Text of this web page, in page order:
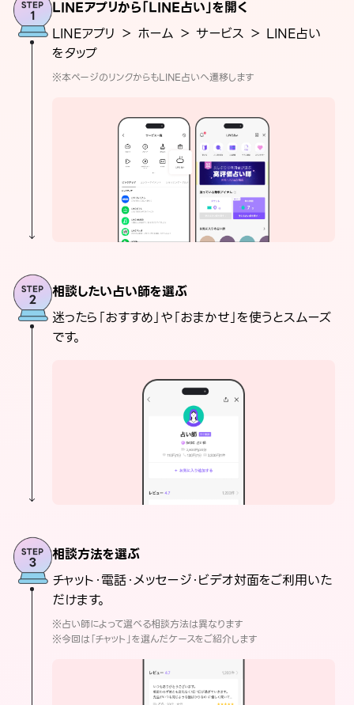
LINEアプリから「LINE占い」を開く
LINEアプリ ＞ ホーム ＞ サービス ＞ LINE占い
をタップ
※本ページのリンクからもLINE占いへ遷移します
相談したい占い師を選ぶ
迷ったら「おすすめ」や「おまかせ」を使うとスムーズ
です。
相談方法を選ぶ
チャット・電話・メッセージ・ビデオ対面をご利用いた
だけます。
※占い師によって選べる相談方法は異なります
※今回は「チャット」を選んだケースをご紹介します